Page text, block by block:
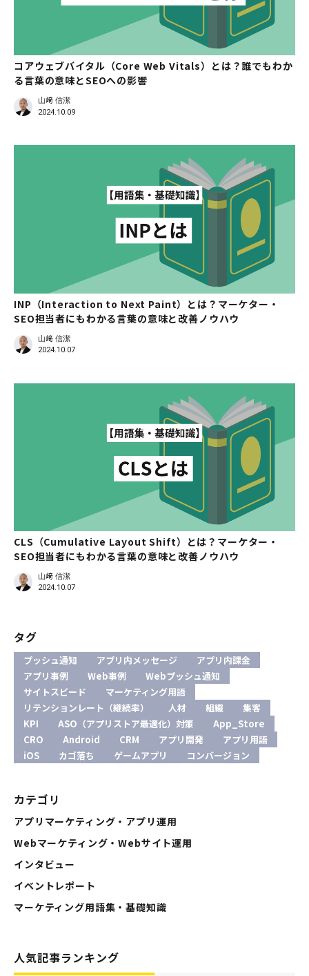
コアウェブバイタル（Core Web Vitals）とは？誰でもわか
る言葉の意味とSEOへの影響
山﨑 信潔
2024.10.09
INP（Interaction to Next Paint）とは？マーケター・
SEO担当者にもわかる言葉の意味と改善ノウハウ
山﨑 信潔
2024.10.07
CLS（Cumulative Layout Shift）とは？マーケター・
SEO担当者にもわかる言葉の意味と改善ノウハウ
山﨑 信潔
2024.10.07
タグ
プッシュ通知 アプリ内メッセージ
アプリ内課金
アプリ事例
Web事例
Webプッシュ通知
サイトスピード
マーケティング用語
リテンションレート（継続率）
人材 組織
集客
KPI
ASO（アプリストア最適化）対策
App_Store
CRO
Android CRM アプリ開発
アプリ用語
iOS
カゴ落ち ゲームアプリ コンバージョン
カテゴリ
アプリマーケティング・アプリ運用
Webマーケティング・Webサイト運用
インタビュー
イベントレポート
マーケティング用語集・基礎知識
人気記事ランキング